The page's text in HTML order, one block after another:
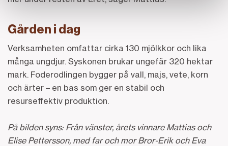
Gården i dag
Verksamheten omfattar cirka 130 mjölkkor och lika
många ungdjur. Syskonen brukar ungefär 320 hektar
mark. Foderodlingen bygger på vall, majs, vete, korn
och ärter – en bas som ger en stabil och
resurseffektiv produktion.
På bilden syns: Från vänster, årets vinnare Mattias och
Elise Pettersson, med far och mor Bror-Erik och Eva